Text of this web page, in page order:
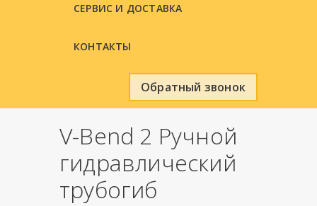
СЕРВИС И ДОСТАВКА
КОНТАКТЫ
Обратный звонок
V-Bend 2 Ручной
гидравлический
трубогиб